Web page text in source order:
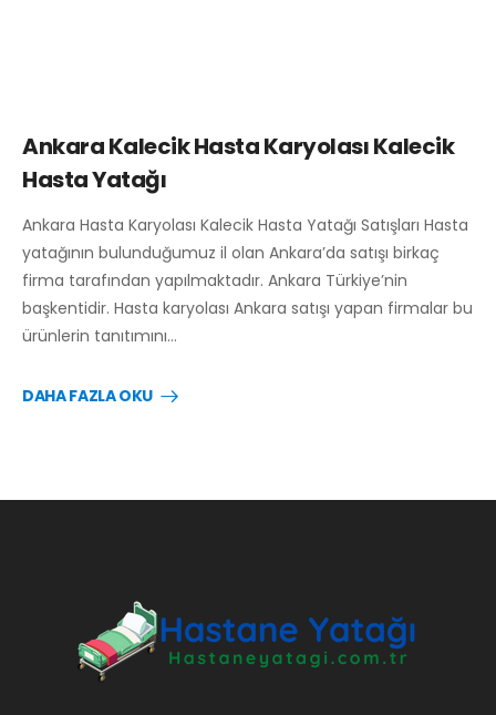
Ankara Kalecik Hasta Karyolası Kalecik
Hasta Yatağı
Ankara Hasta Karyolası Kalecik Hasta Yatağı Satışları Hasta
yatağının bulunduğumuz il olan Ankara’da satışı birkaç
firma tarafından yapılmaktadır. Ankara Türkiye’nin
başkentidir. Hasta karyolası Ankara satışı yapan firmalar bu
ürünlerin tanıtımını…
DAHA FAZLA OKU